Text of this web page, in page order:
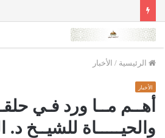
الرئيسية / الأخبار
الأخبار
أهــم مــا ورد فـي
والحيـــــاة للشيــخ